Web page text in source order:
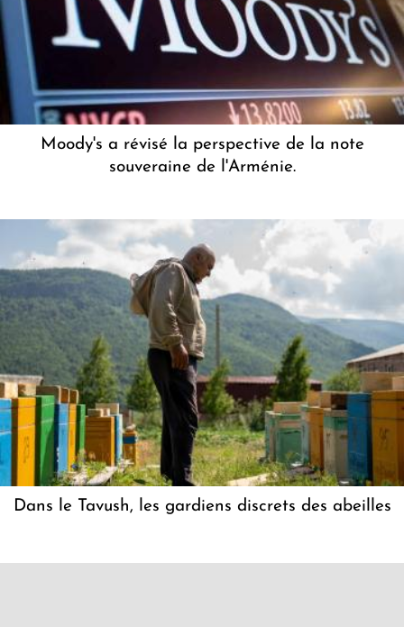
Moody's a révisé la perspective de la note
souveraine de l'Arménie.
Dans le Tavush, les gardiens discrets des abeilles